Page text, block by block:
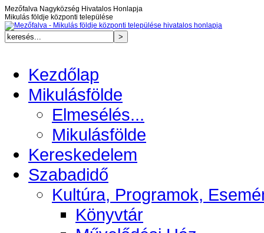
Mezőfalva Nagyközség Hivatalos Honlapja
Mikulás földje központi települése
Kezdőlap
Mikulásfölde
Elmesélés...
Mikulásfölde
Kereskedelem
Szabadidő
Kultúra, Programok,
Könyvtár